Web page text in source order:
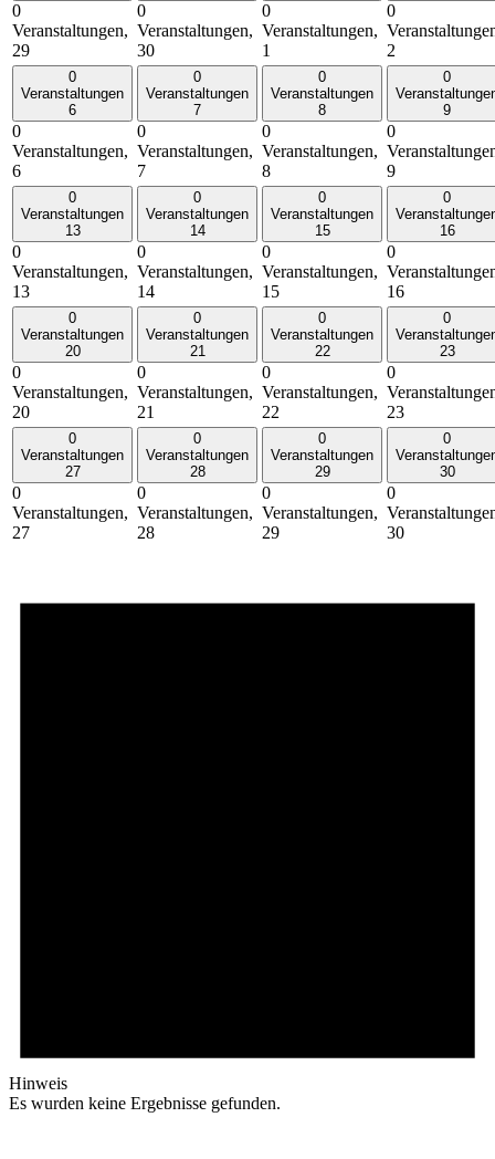
0
Veranstaltungen,
29
0
Veranstaltungen,
30
0
Veranstaltungen,
1
0
2
0
Veranstaltungen
6
0
Veranstaltungen,
6
0
Veranstaltungen
7
0
Veranstaltungen,
7
0
Veranstaltungen
8
0
Veranstaltungen,
8
0
9
0
9
0
Veranstaltungen
13
0
Veranstaltungen,
13
0
Veranstaltungen
14
0
Veranstaltungen,
14
0
Veranstaltungen
15
0
Veranstaltungen,
15
0
16
0
16
0
Veranstaltungen
20
0
Veranstaltungen,
20
0
Veranstaltungen
21
0
Veranstaltungen,
21
0
Veranstaltungen
22
0
Veranstaltungen,
22
0
23
0
23
0
Veranstaltungen
27
0
Veranstaltungen,
27
0
Veranstaltungen
28
0
Veranstaltungen,
28
0
Veranstaltungen
29
0
Veranstaltungen,
29
0
30
0
30
Hinweis
Es wurden keine Ergebnisse gefunden.